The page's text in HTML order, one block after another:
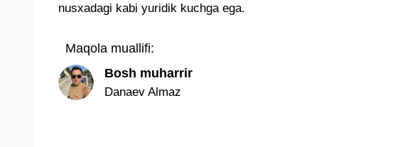
nusxadagi kabi yuridik kuchga ega.
Maqola muallifi:
Bosh muharrir
Danaev Almaz